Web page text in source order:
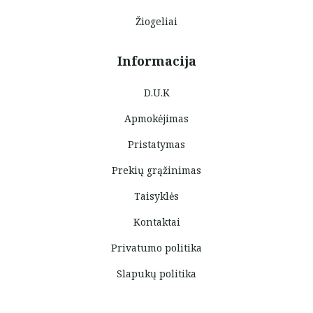
Žiogeliai
Informacija
D.U.K
Apmokėjimas
Pristatymas
Prekių grąžinimas
Taisyklės
Kontaktai
Privatumo politika
Slapukų politika